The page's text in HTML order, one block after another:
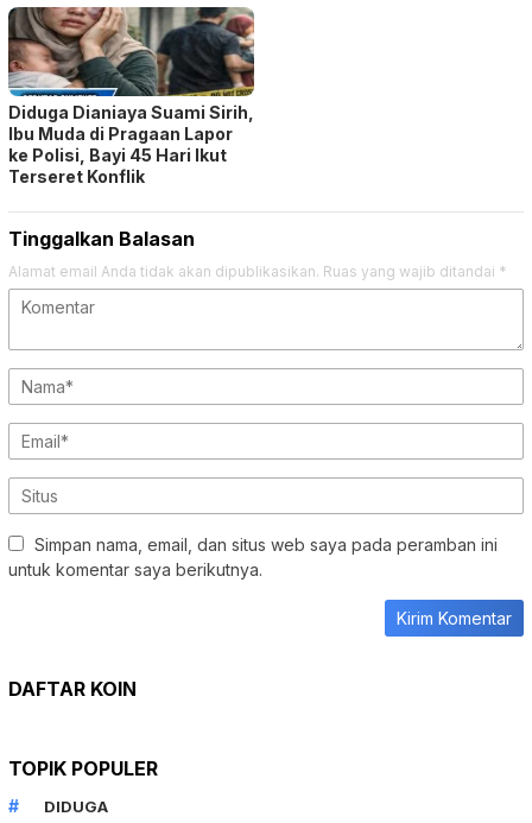
Diduga Dianiaya Suami Sirih,
Ibu Muda di Pragaan Lapor
ke Polisi, Bayi 45 Hari Ikut
Terseret Konflik
Tinggalkan Balasan
Alamat email Anda tidak akan dipublikasikan. Ruas yang wajib ditandai *
Simpan nama, email, dan situs web saya pada peramban ini
untuk komentar saya berikutnya.
DAFTAR KOIN
TOPIK POPULER
DIDUGA